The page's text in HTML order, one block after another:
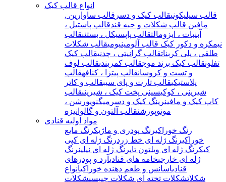
انواع قالب کیک
قالب سیلیکونیقالب کیک و دسر قالب ساوارین ,
مافین قالب شکلات و حبه قندقالب پاستیل ،
آبنبات ، ایزومالتقالب پاپسیکل ، بستنیقالب
نیمکره و دکور کیک قالب آلومینیومیقالب شکلات
طلقی ، پلی کربناتقالب گرانیتی ، چدنیقالب کیک
تفلونقالب کیک برند موجقالب کمربندیقالب لوف
و تست و کروسانقالب پیتزا ، کنافهقالب
پلاستیکیقالب تارت و پای سیبقالب و کاتر
شیرینی ، کوکیسینی پخت کیک ، شیرینیقالب
کاپ کیک و مافینرینگ کیک و دسر میگنوپورشن ،
مونوپورشنقالب آلتون و گالوانیزه
مواد اولیه قنادی
رنگ خوراکیرنگ پودری و ماژیکرنگ مایع
خوراکیرنگ ژله ای خط زردرنگ ژله ای کپی
کیکرنگ ژله ای ویلتون تاپرنگ ژله ای نیلینرنگ
ژله ای خارجیخامه های قنادیآرد و پودرهای
قنادیاسانس و طعم دهنده خوراکیانواع
شکلاتشکلات تخته ای شکلات چیپسیشکلات